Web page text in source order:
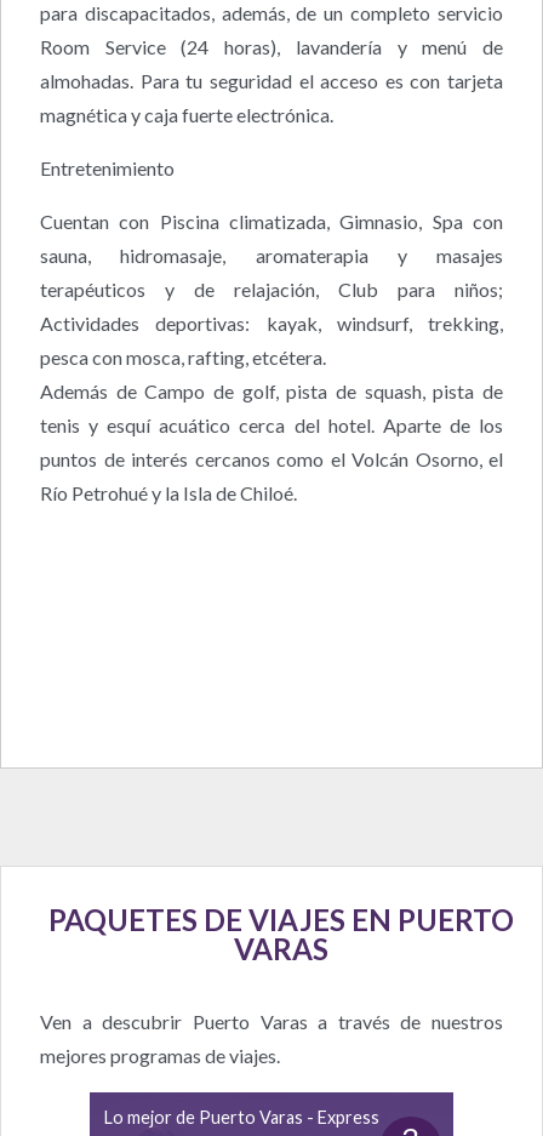
para discapacitados, además, de un completo servicio
Room Service (24 horas), lavandería y menú de
almohadas. Para tu seguridad el acceso es con tarjeta
magnética y caja fuerte electrónica.
Entretenimiento
Cuentan con Piscina climatizada, Gimnasio, Spa con
sauna, hidromasaje, aromaterapia y masajes
terapéuticos y de relajación, Club para niños;
Actividades deportivas: kayak, windsurf, trekking,
pesca con mosca, rafting, etcétera.
Además de Campo de golf, pista de squash, pista de
tenis y esquí acuático cerca del hotel. Aparte de los
puntos de interés cercanos como el Volcán Osorno, el
Río Petrohué y la Isla de Chiloé.
PAQUETES DE VIAJES EN PUERTO
VARAS
Ven a descubrir Puerto Varas a través de nuestros
mejores programas de viajes.
Lo mejor de Puerto Varas - Express